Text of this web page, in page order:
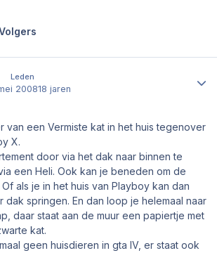
Leden
200818 jaren
van een Vermiste kat in het huis tegenover
X.
door via het dak naar binnen te
een Heli. Ook kan je beneden om de
als je in het huis van Playboy kan dan
dak springen. En dan loop je helemaal naar
daar staat aan de muur een papiertje met
kat.
geen huisdieren in gta IV, er staat ook